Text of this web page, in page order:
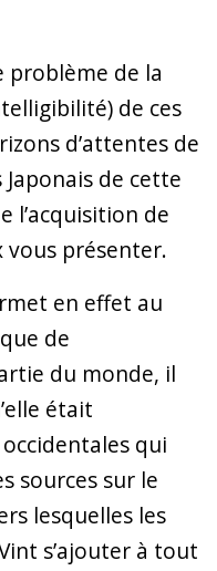
problème de la
de ces
d’attentes de
de cette
l’acquisition de
vous présenter.
en effet au
de
du monde, il
était
qui
sources sur le
lesquelles les
s’ajouter à tout